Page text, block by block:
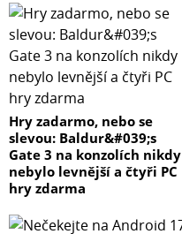
Hry zadarmo, nebo se
slevou: Baldur&#039;s
Gate 3 na konzolích nikdy
nebylo levnější a čtyři PC
hry zdarma